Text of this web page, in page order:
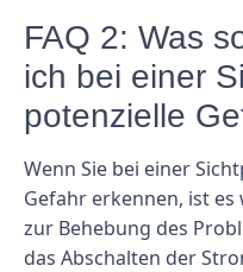
FAQ 2: Was
ich bei einer
potenzielle
Wenn Sie bei einer
Gefahr erkennen, ist
zur Behebung des
das Abschalten der